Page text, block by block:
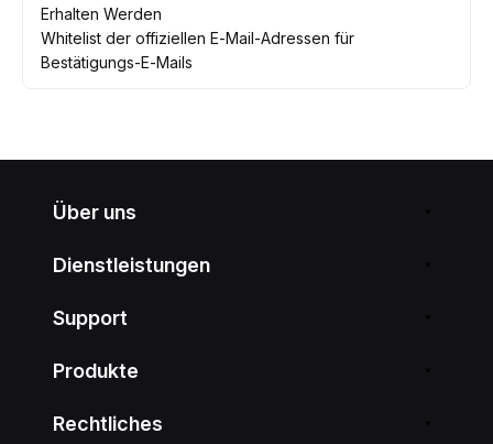
Erhalten Werden
Whitelist der offiziellen E-Mail-Adressen für
Bestätigungs-E-Mails
Über uns
Dienstleistungen
Support
Produkte
Rechtliches